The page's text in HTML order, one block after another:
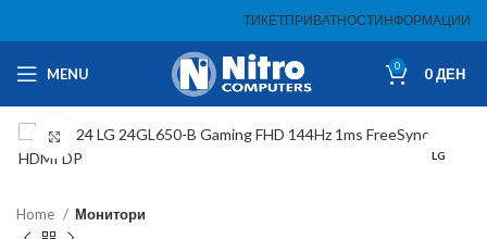
ТИКЕТПРИВАТНОСТИНФОРМАЦИИ
MENU 0 0ДЕН
LG
Click to enlarge
Home Монитори